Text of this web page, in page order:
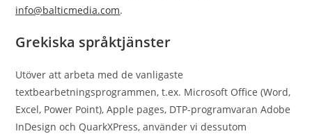
info@balticmedia.com.
Grekiska språktjänster
Utöver att arbeta med de vanligaste
textbearbetningsprogrammen, t.ex. Microsoft Office (Word,
Excel, Power Point), Apple pages, DTP-programvaran Adobe
InDesign och QuarkXPress, använder vi dessutom